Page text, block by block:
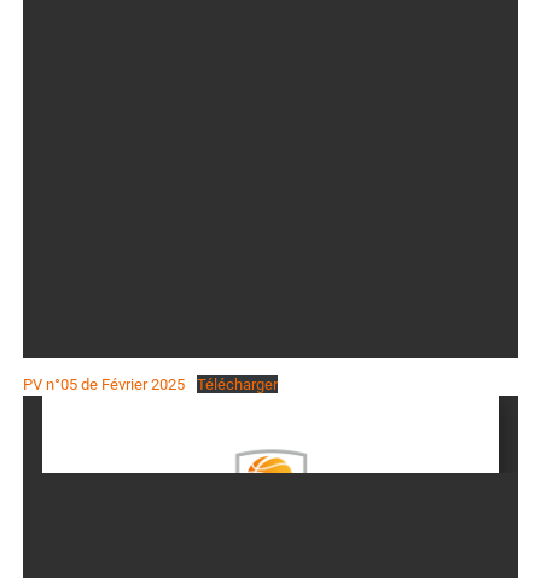
PV n°05 de Février 2025 Télécharger